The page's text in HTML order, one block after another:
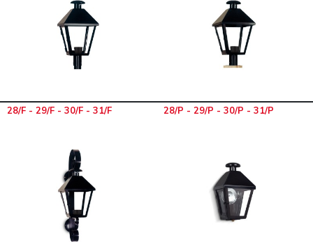
28/F - 29/F - 30/F - 31/F 28/P - 29/P - 30/P - 31/P